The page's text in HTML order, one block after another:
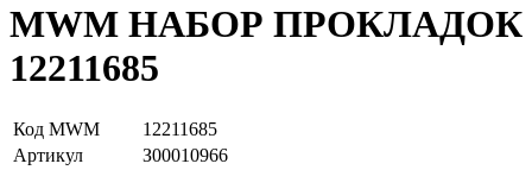
MWM НАБОР ПРОКЛАДОК
12211685
Код MWM
12211685
Артикул
З00010966